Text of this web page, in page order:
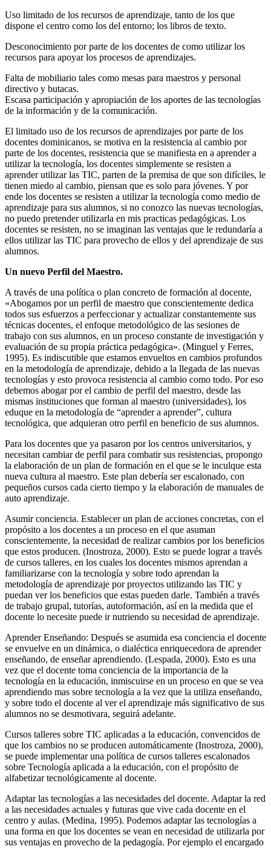
Uso limitado de los recursos de aprendizaje, tanto de los que
dispone el centro como los del entorno; los libros de texto.
Desconocimiento por parte de los docentes de como utilizar los
recursos para apoyar los procesos de aprendizajes.
Falta de mobiliario tales como mesas para maestros y personal
directivo y butacas.
Escasa participación y apropiación de los aportes de las tecnologías
de la información y de la comunicación.
El limitado uso de los recursos de aprendizajes por parte de los
docentes dominicanos, se motiva en la resistencia al cambio por
parte de los docentes, resistencia que se manifiesta en a aprender a
utilizar la tecnología, los docentes simplemente se resisten a
aprender utilizar las TIC, parten de la premisa de que son difíciles, le
tienen miedo al cambio, piensan que es solo para jóvenes. Y por
ende los docentes se resisten a utilizar la tecnología como medio de
aprendizaje para sus alumnos, si no conozco las nuevas tecnologías,
no puedo pretender utilizarla en mis practicas pedagógicas. Los
docentes se resisten, no se imaginan las ventajas que le redundaría a
ellos utilizar las TIC para provecho de ellos y del aprendizaje de sus
alumnos.
Un nuevo Perfil del Maestro.
A través de una política o plan concreto de formación al docente,
«Abogamos por un perfil de maestro que conscientemente dedica
todos sus esfuerzos a perfeccionar y actualizar constantemente sus
técnicas docentes, el enfoque metodológico de las sesiones de
trabajo con sus alumnos, en un proceso constante de investigación y
evaluación de su propia práctica pedagógica». (Minguel y Ferres,
1995). Es indiscutible que estamos envueltos en cambios profundos
en la metodología de aprendizaje, debido a la llegada de las nuevas
tecnologías y esto provoca resistencia al cambio como todo. Por eso
debemos abogar por el cambio de perfil del maestro, desde las
mismas instituciones que forman al maestro (universidades), los
eduque en la metodología de “aprender a aprender”, cultura
tecnológica, que adquieran otro perfil en beneficio de sus alumnos.
Para los docentes que ya pasaron por los centros universitarios, y
necesitan cambiar de perfil para combatir sus resistencias, propongo
la elaboración de un plan de formación en el que se le inculque esta
nueva cultura al maestro. Este plan debería ser escalonado, con
pequeños cursos cada cierto tiempo y la elaboración de manuales de
auto aprendizaje.
Asumir conciencia. Establecer un plan de acciones concretas, con el
propósito a los docentes a un proceso en el que asuman
conscientemente, la necesidad de realizar cambios por los beneficios
que estos producen. (Inostroza, 2000). Esto se puede lograr a través
de cursos talleres, en los cuales los docentes mismos aprendan a
familiarizarse con la tecnología y sobre todo aprendan la
metodología de aprendizaje por proyectos utilizando las TIC y
puedan ver los beneficios que estas pueden darle. También a través
de trabajo grupal, tutorías, autoformación, así en la medida que el
docente lo necesite puede ir nutriendo su necesidad de aprendizaje.
Aprender Enseñando: Después se asumida esa conciencia el docente
se envuelve en un dinámica, o dialéctica enriquecedora de aprender
enseñando, de enseñar aprendiendo. (Lespada, 2000). Esto es una
vez que el docente toma conciencia de la importancia de la
tecnología en la educación, inmiscuirse en un proceso en que se vea
aprendiendo mas sobre tecnología a la vez que la utiliza enseñando,
y sobre todo el docente al ver el aprendizaje más significativo de sus
alumnos no se desmotivara, seguirá adelante.
Cursos talleres sobre TIC aplicadas a la educación, convencidos de
que los cambios no se producen automáticamente (Inostroza, 2000),
se puede implementar una política de cursos talleres escalonados
sobre Tecnología aplicada a la educación, con el propósito de
alfabetizar tecnológicamente al docente.
Adaptar las tecnologías a las necesidades del docente. Adaptar la red
a las necesidades actuales y futuras que vive cada docente en el
centro y aulas. (Medina, 1995). Podemos adaptar las tecnologías a
una forma en que los docentes se vean en necesidad de utilizarla por
sus ventajas en provecho de la pedagogía. Por ejemplo el encargado